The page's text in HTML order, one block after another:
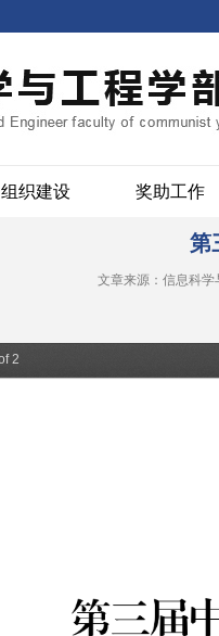
组织建设 奖助工作
第
文章来源：信息科